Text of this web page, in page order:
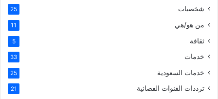
شخصيات 25
من هو/هي 11
ثقافة 5
خدمات 33
خدمات السعودية 25
ترددات القنوات الفضائية 21